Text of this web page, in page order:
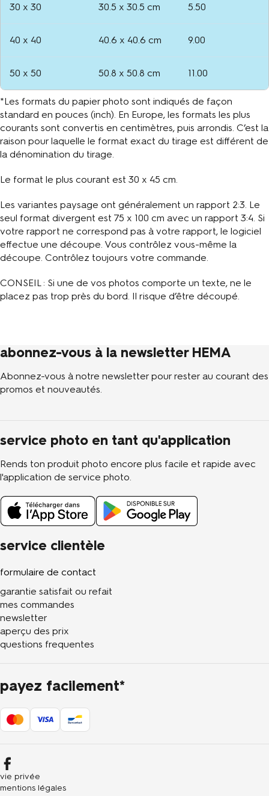
30 x 30 30.5 x 30.5 cm 5.50
40 x 40 40.6 x 40.6 cm 9.00
50 x 50 50.8 x 50.8 cm 11.00
*Les formats du papier photo sont indiqués de façon
standard en pouces (inch). En Europe, les formats les plus
courants sont convertis en centimètres, puis arrondis. C’est la
raison pour laquelle le format exact du tirage est différent de
la dénomination du tirage.
Le format le plus courant est 30 x 45 cm.
Les variantes paysage ont généralement un rapport 2:3. Le
seul format divergent est 75 x 100 cm avec un rapport 3:4. Si
votre rapport ne correspond pas à votre rapport, le logiciel
effectue une découpe. Vous contrôlez vous-même la
découpe. Contrôlez toujours votre commande.
CONSEIL : Si une de vos photos comporte un texte, ne le
placez pas trop près du bord. Il risque d’être découpé.
service clientèle
formulaire de contact
garantie satisfait ou refait
mes commandes
newsletter
aperçu des prix
questions frequentes
payez facilement*
abonnez-vous à la newsletter HEMA
Abonnez-vous à notre newsletter pour rester au courant des
promos et nouveautés.
service photo en tant qu'application
Rends ton produit photo encore plus facile et rapide avec
l'application de service photo.
vie privée
mentions légales